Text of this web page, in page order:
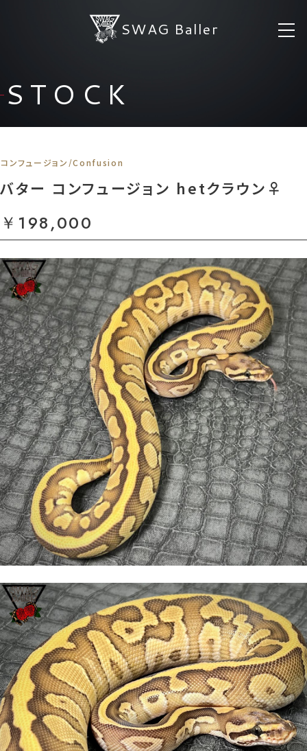
SWAG Baller
STOCK
コンフュージョン/Confusion
バター コンフュージョン hetクラウン♀
￥198,000